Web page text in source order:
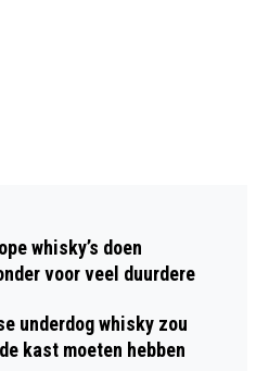
whisky’s doen
voor veel duurdere
underdog whisky zou
kast moeten hebben